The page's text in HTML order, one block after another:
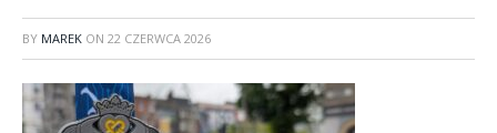
BY MAREK ON 22 CZERWCA 2026